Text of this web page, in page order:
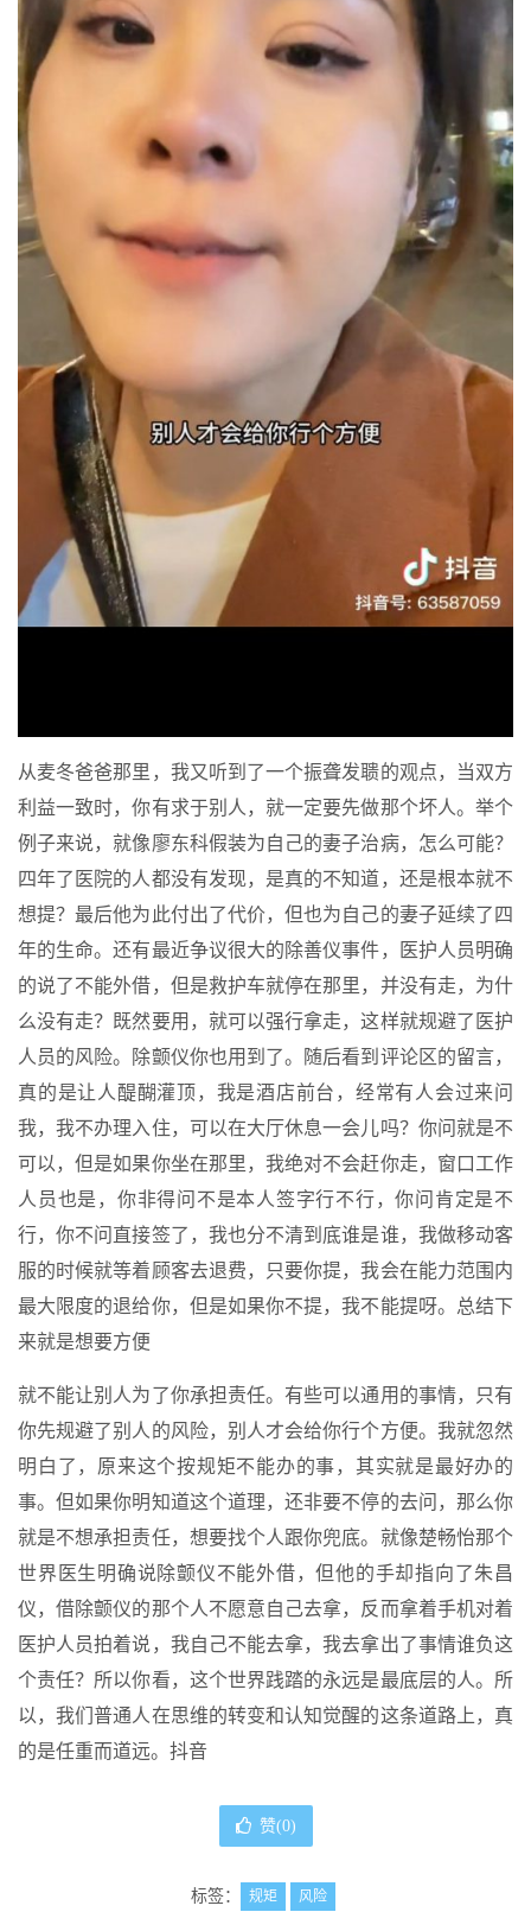
从麦冬爸爸那里，我又听到了一个振聋发聩的观点，当双方
利益一致时，你有求于别人，就一定要先做那个坏人。举个
例子来说，就像廖东科假装为自己的妻子治病，怎么可能？
四年了医院的人都没有发现，是真的不知道，还是根本就不
想提？最后他为此付出了代价，但也为自己的妻子延续了四
年的生命。还有最近争议很大的除善仪事件，医护人员明确
的说了不能外借，但是救护车就停在那里，并没有走，为什
么没有走？既然要用，就可以强行拿走，这样就规避了医护
人员的风险。除颤仪你也用到了。随后看到评论区的留言，
真的是让人醍醐灌顶，我是酒店前台，经常有人会过来问
我，我不办理入住，可以在大厅休息一会儿吗？你问就是不
可以，但是如果你坐在那里，我绝对不会赶你走，窗口工作
人员也是，你非得问不是本人签字行不行，你问肯定是不
行，你不问直接签了，我也分不清到底谁是谁，我做移动客
服的时候就等着顾客去退费，只要你提，我会在能力范围内
最大限度的退给你，但是如果你不提，我不能提呀。总结下
来就是想要方便
就不能让别人为了你承担责任。有些可以通用的事情，只有
你先规避了别人的风险，别人才会给你行个方便。我就忽然
明白了，原来这个按规矩不能办的事，其实就是最好办的
事。但如果你明知道这个道理，还非要不停的去问，那么你
就是不想承担责任，想要找个人跟你兜底。就像楚畅怡那个
世界医生明确说除颤仪不能外借，但他的手却指向了朱昌
仪，借除颤仪的那个人不愿意自己去拿，反而拿着手机对着
医护人员拍着说，我自己不能去拿，我去拿出了事情谁负这
个责任？所以你看，这个世界践踏的永远是最底层的人。所
以，我们普通人在思维的转变和认知觉醒的这条道路上，真
的是任重而道远。抖音
赞(0)
标签： 规矩 风险